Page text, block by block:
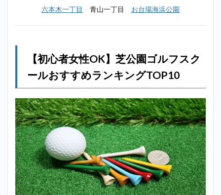
木麻
＿芝
2位：
ステ
ップ
ゴル
フ 東
麻布
店＿
芝公
園
2.3
3
位：
SWING24/7
三田店＿芝
公園
六本木一丁目 青山一丁目 お台場海浜公園
【初心者女性OK】芝公園ゴルフスク
ールおすすめランキングTOP10